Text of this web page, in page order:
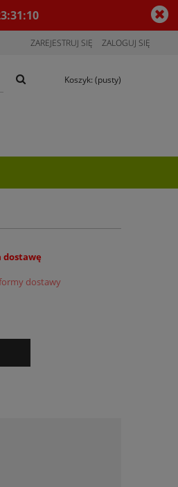
:31:09
ZAREJESTRUJ SIĘ ZALOGUJ SIĘ
Koszyk: (pusty)
dostawę
dostawy